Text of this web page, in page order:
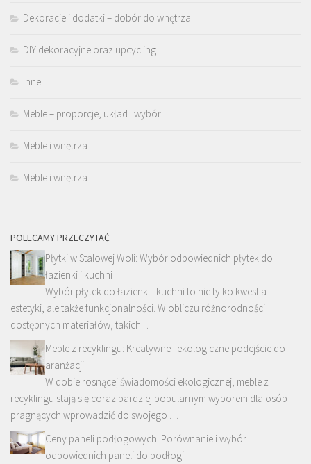
Dekoracje i dodatki – dobór do wnętrza
DIY dekoracyjne oraz upcycling
Inne
Meble – proporcje, układ i wybór
Meble i wnętrza
Meble i wnętrza
POLECAMY PRZECZYTAĆ
Płytki w Stalowej Woli: Wybór odpowiednich płytek do
łazienki i kuchni
Wybór płytek do łazienki i kuchni to nie tylko kwestia
estetyki, ale także funkcjonalności. W obliczu różnorodności
dostępnych materiałów, takich …
Meble z recyklingu: Kreatywne i ekologiczne podejście do
aranżacji
W dobie rosnącej świadomości ekologicznej, meble z
recyklingu stają się coraz bardziej popularnym wyborem dla osób
pragnących wprowadzić do swojego …
Ceny paneli podłogowych: Porównanie i wybór
odpowiednich paneli do podłogi